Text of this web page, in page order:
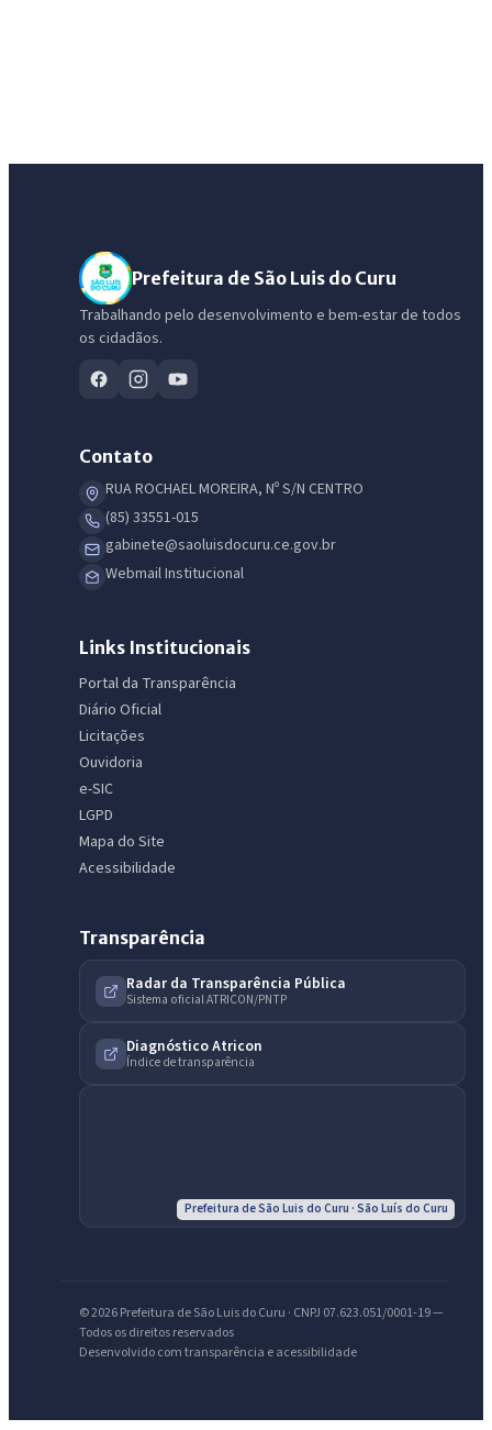
Prefeitura de São Luis do Curu
Trabalhando pelo desenvolvimento e bem-estar de todos
os cidadãos.
Contato
RUA ROCHAEL MOREIRA, Nº S/N CENTRO
(85) 33551-015
gabinete@saoluisdocuru.ce.gov.br
Webmail Institucional
Links Institucionais
Portal da Transparência
Diário Oficial
Licitações
Ouvidoria
e-SIC
LGPD
Mapa do Site
Acessibilidade
Transparência
Radar da Transparência Pública
Sistema oficial ATRICON/PNTP
Diagnóstico Atricon
Índice de transparência
Prefeitura de São Luis do Curu · São Luís do Curu
© 2026 Prefeitura de São Luis do Curu · CNPJ 07.623.051/0001-19 —
Todos os direitos reservados
Desenvolvido com transparência e acessibilidade
Assistente do Portal
licitações, estrutura ou transparência do município.
Licitações abertas Carta de serviços Diário Oficial